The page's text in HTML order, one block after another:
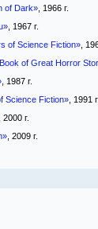
of Dark», 1966 г.
, 1967 г.
of Science Fiction»,
of Great Horror
, 1987 г.
Science Fiction», 1991 г.
2000 г.
, 2009 г.